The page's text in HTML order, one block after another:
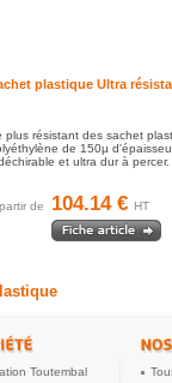
plastique Ultra
plus résistant des sachet
de 150µ
et ultra dur à percer.
de 104.14 € HT
Toutembal